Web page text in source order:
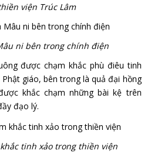
viện Trúc Lâm
ni bên trong chính điện
được chạm khắc phù điêu tinh
giáo, bên trong là quả đại hồng
khắc chạm những bài kệ trên
đạo lý.
tinh xảo trong thiền viện